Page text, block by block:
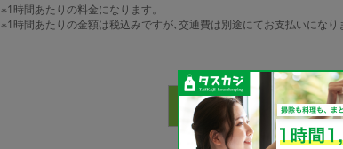
※1時間あたりの料金になります。
※1時間あたりの金額は税込みですが､交通費は別途にてお支払いになり